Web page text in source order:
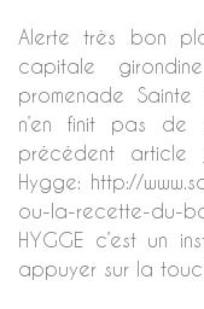
Alerte très bon
capitale
promenade Sainte
n’en finit pas de
précédent article
Hygge: http://
ou-la-recette-
HYGGE c’est un
appuyer sur la